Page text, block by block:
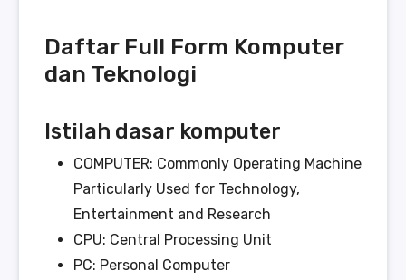
Daftar Full Form Komputer
dan Teknologi
Istilah dasar komputer
COMPUTER: Commonly Operating Machine
Particularly Used for Technology,
Entertainment and Research
CPU: Central Processing Unit
PC: Personal Computer